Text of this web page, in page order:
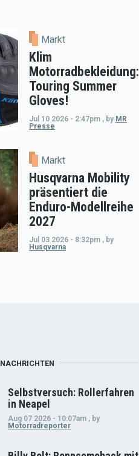
Markt
Klim
Motorradbekleidung:
Touring Summer
Gloves!
Jul 10 2026 - 2:47pm , by MR
Presse
Markt
Husqvarna Mobility
präsentiert die
Enduro-Modellreihe
2027
Jul 03 2026 - 8:32pm , by
Husqvarna
NACHRICHTEN
Selbstversuch: Rollerfahren
in Neapel
Aug 07 2026 - 10:07am , by
Motorradreporter